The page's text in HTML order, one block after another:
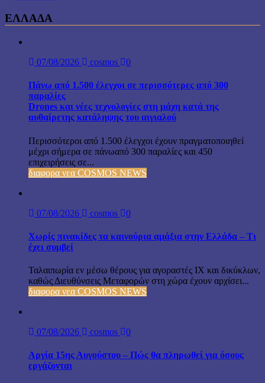
ΕΛΛΑΔΑ
07/08/2026 cosmos 0
Πάνω από 1.500 έλεγχοι σε περισσότερες από 300
παραλίες
Drones και νέες τεχνολογίες στη μάχη κατά της
αυθαίρετης κατάληψης του αιγιαλού
Περισσότεροι από 1.500 έλεγχοι έχουν πραγματοποιηθεί
μέχρι σήμερα σε πάνωαπό 300 παραλίες και 450
επιχειρήσεις σε...
διαφορα νεα COSMOS NEWS
07/08/2026 cosmos 0
Χωρίς πινακίδες τα καινούρια αμάξια στην Ελλάδα – Τι
έχει συμβεί
Ταλαιπωρία εν μέσω θέρους για αγοραστές ΙΧ και δικύκλων,
καθώς Διευθύνσεις Μεταφορών στη χώρα έχουν αρχίσει...
διαφορα νεα COSMOS NEWS
07/08/2026 cosmos 0
Αργία 15ης Αυγούστου – Πώς θα πληρωθεί για όσους
εργάζονται